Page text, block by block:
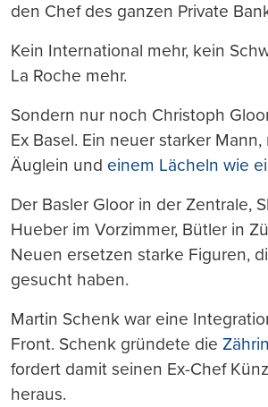
den Chef des ganzen Private
Kein International mehr, kein
La Roche mehr.
Sondern nur noch Christoph
Ex Basel. Ein neuer starker
Äuglein und einem Lächeln wie
Der Basler Gloor in der Zentrale,
Hueber im Vorzimmer, Bütler in
Neuen ersetzen starke Figuren,
gesucht haben.
Martin Schenk war eine
Front. Schenk gründete die
fordert damit seinen Ex-Chef
heraus.